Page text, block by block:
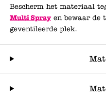
Bescherm het materiaal
Multi Sprayen bewaar de
geventileerde plek.